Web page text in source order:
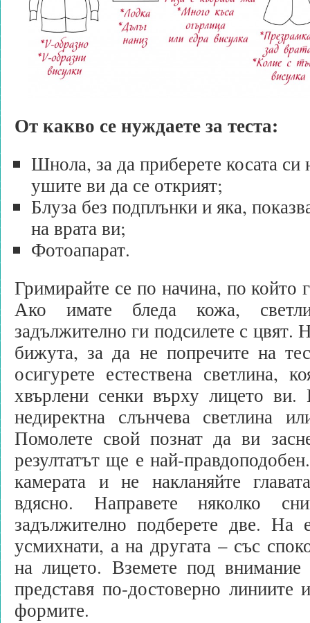
От какво се нуждаете за теста:
Шнола, за да приберете косата си
ушите ви да се открият;
Блуза без подплънки и яка,
на врата ви;
Фотоапарат.
Гримирайте се по начина, по който
Ако имате бледа кожа,
задължително ги подсилете с цвят.
бижута, за да не попречите на
осигурете естествена светлина,
хвърлени сенки върху лицето
недиректна слънчева светлина
Помолете свой познат да ви
резултатът ще е най-
камерата и не накланяйте
вдясно. Направете няколко
задължително подберете две. На
усмихнати, а на другата – със
на лицето. Вземете под
представя по-достоверно
формите.